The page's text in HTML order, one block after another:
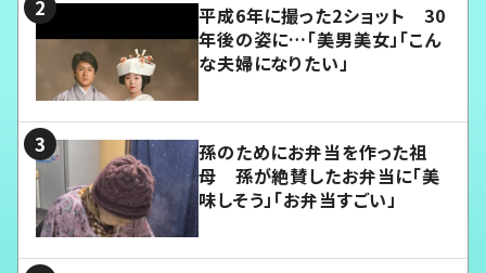
平成6年に撮った2ショット 30
年後の姿に…「美男美女」「こん
な夫婦になりたい」
孫のためにお弁当を作った祖
母 孫が絶賛したお弁当に「美
味しそう」「お弁当すごい」